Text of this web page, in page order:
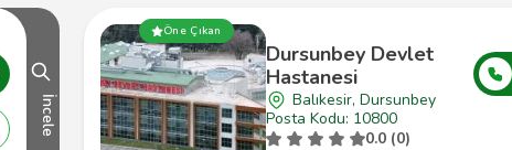
İncele
Öne Çıkan
Dursunbey Devlet
Hastanesi
Balıkesir, Dursunbey
Posta Kodu: 10800
0.0 (0)